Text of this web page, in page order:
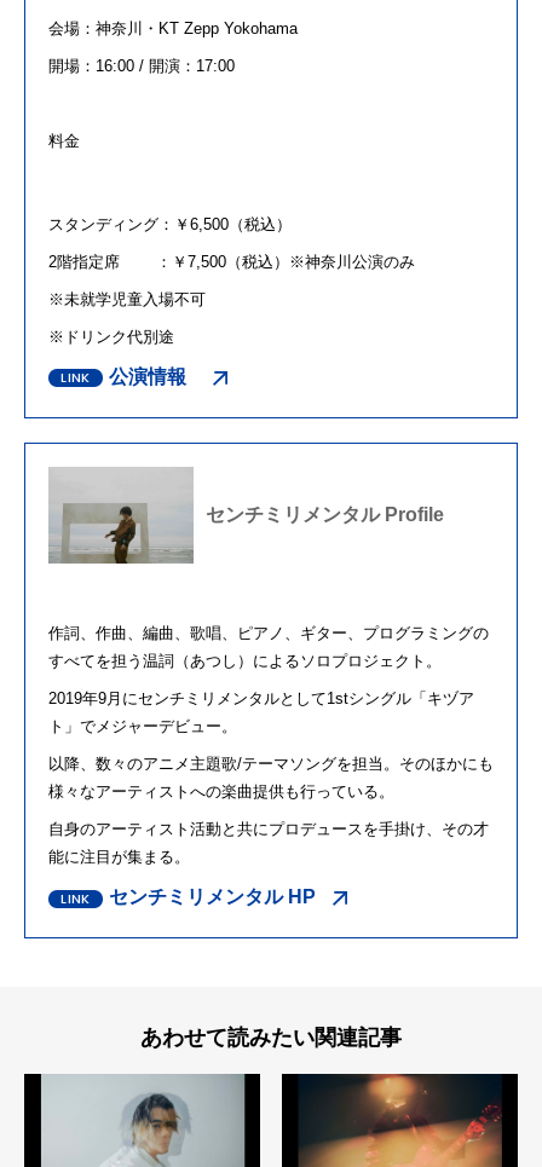
会場：神奈川・ KT Zepp Yokohama
開場： 16:00 / 開演： 17:00
料金
スタンディング：￥ 6,500 （税込）
2階指定席 ：￥ 7,500 （税込）※神奈川公演のみ
※未就学児童入場不可
※ドリンク代別途
公演情報
センチミリメンタル Profile
作詞、作曲、編曲、歌唱、ピアノ、ギター、プログラミングの
すべてを担う温詞（あつし）によるソロプロジェクト。
2019年9月にセンチミリメンタルとして1stシングル「キヅア
ト」でメジャーデビュー。
以降、数々のアニメ主題歌/テーマソングを担当。そのほかにも
様々なアーティストへの楽曲提供も行っている。
自身のアーティスト活動と共にプロデュースを手掛け、その才
能に注目が集まる。
センチミリメンタル HP
あわせて読みたい関連記事